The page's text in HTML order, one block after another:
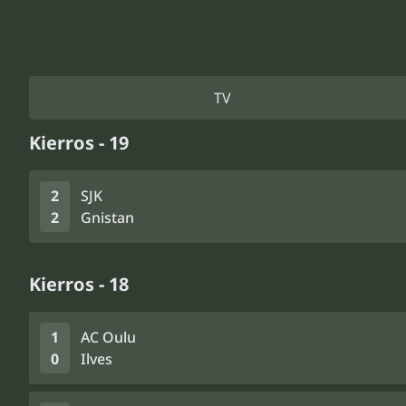
TV
Kierros - 19
2
2
SJK
Gnistan
Kierros - 18
1
0
AC Oulu
Ilves